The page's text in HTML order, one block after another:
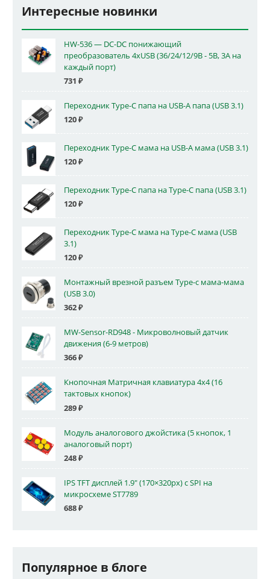
Интересные новинки
HW-536 — DC-DC понижающий
преобразователь 4xUSB (36/24/12/9В - 5В, 3А на
каждый порт)
731 ₽
Переходник Type-C папа на USB-A папа (USB 3.1)
120₽
Переходник Type-C мама на USB-A мама (USB 3.1)
120₽
Переходник Type-C папа на Type-C папа (USB 3.1)
120₽
Переходник Type-C мама на Type-C мама (USB
3.1)
120₽
Монтажный врезной разъем Type-c мама-мама
(USB 3.0)
362₽
MW-Sensor-RD948 - Микроволновый датчик
движения (6-9 метров)
366₽
Кнопочная Матричная клавиатура 4x4 (16
тактовых кнопок)
289₽
Модуль аналогового джойстика (5 кнопок, 1
аналоговый порт)
248₽
IPS TFT дисплей 1.9" (170×320px) с SPI на
микросхеме ST7789
688₽
Популярное в блоге